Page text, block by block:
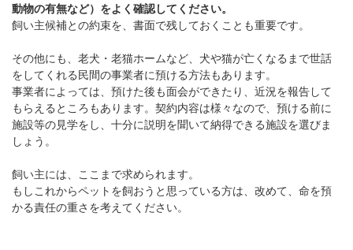
動物の有無など）をよく確認してください。
飼い主候補との約束を、書面で残しておくことも重要です。
その他にも、老犬・老猫ホームなど、犬や猫が亡くなるまで世話
をしてくれる民間の事業者に預ける方法もあります。
事業者によっては、預けた後も面会ができたり、近況を報告して
もらえるところもあります。契約内容は様々なので、預ける前に
施設等の見学をし、十分に説明を聞いて納得できる施設を選びま
しょう。
飼い主には、ここまで求められます。
もしこれからペットを飼おうと思っている方は、改めて、命を預
かる責任の重さを考えてください。